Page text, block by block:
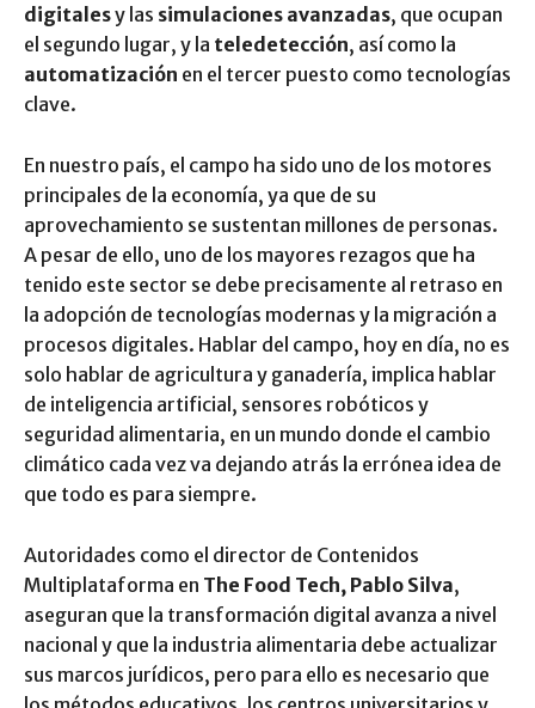
digitalesy las simulaciones avanzadas, que ocupan
el segundo lugar, y la teledetección, así como la
automatización en el tercer puesto como tecnologías
clave.
En nuestro país, el campo ha sido uno de los motores
principales de la economía, ya que de su
aprovechamiento se sustentan millones de personas.
A pesar de ello, uno de los mayores rezagos que ha
tenido este sector se debe precisamente al retraso en
la adopción de tecnologías modernas y la migración a
procesos digitales. Hablar del campo, hoy en día, no es
solo hablar de agricultura y ganadería, implica hablar
de inteligencia artificial, sensores robóticos y
seguridad alimentaria, en un mundo donde el cambio
climático cada vez va dejando atrás la errónea idea de
que todo es para siempre.
Autoridades como el director de Contenidos
Multiplataforma en The Food Tech, Pablo Silva,
aseguran que la transformación digital avanza a nivel
nacional y que la industria alimentaria debe actualizar
sus marcos jurídicos, pero para ello es necesario que